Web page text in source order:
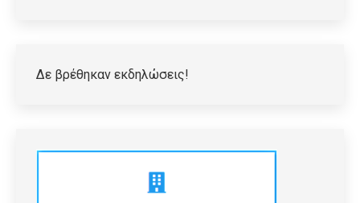
Δε βρέθηκαν εκδηλώσεις!